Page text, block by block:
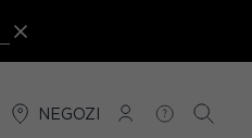
NEGOZI
CONNESSIONE
AIUTO